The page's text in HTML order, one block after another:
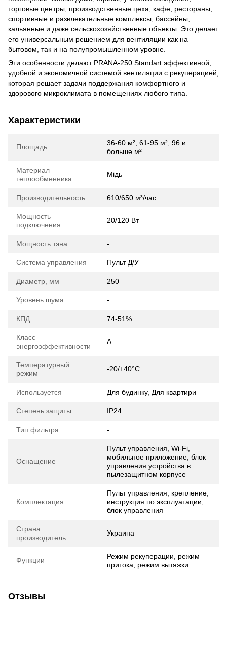
торговые центры, производственные цеха, кафе, рестораны,
спортивные и развлекательные комплексы, бассейны,
кальянные и даже сельскохозяйственные объекты. Это делает
его универсальным решением для вентиляции как на
бытовом, так и на полупромышленном уровне.
Эти особенности делают PRANA-250 Standart эффективной,
удобной и экономичной системой вентиляции с рекуперацией,
которая решает задачи поддержания комфортного и
здорового микроклимата в помещениях любого типа.
Характеристики
Площадь
36-60 м², 61-95 м², 96 и
больше м²
Материал
теплообменника
Мідь
Производительность 610/650 м³/час
Мощность
подключения
20/120 Вт
Мощность тэна -
Система управления Пульт Д/У
Диаметр, мм 250
Уровень шума -
КПД 74-51%
Класс
энергоэффективности
A
Температурный
режим
-20/+40°C
Используется Для будинку, Для квартири
Степень защиты IP24
Тип фильтра -
Оснащение
Пульт управления, Wi-Fi,
мобильное приложение, блок
управления устройства в
пылезащитном корпусе
Комплектация
Пульт управления, крепление,
инструкция по эксплуатации,
блок управления
Страна
производитель
Украина
Функции
Режим рекуперации, режим
притока, режим вытяжки
Отзывы